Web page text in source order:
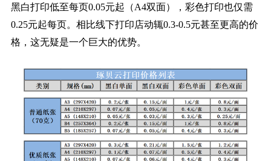
黑白打印低至每页0.05元起（A4双面），彩色打印也仅需
0.25元起每页。相比线下打印店动辄0.3-0.5元甚至更高的价
格，这无疑是一个巨大的优势。